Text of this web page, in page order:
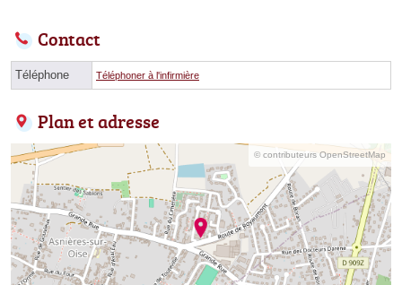
Contact
Téléphone Téléphoner à l'infirmière
Plan et adresse
© contributeurs OpenStreetMap